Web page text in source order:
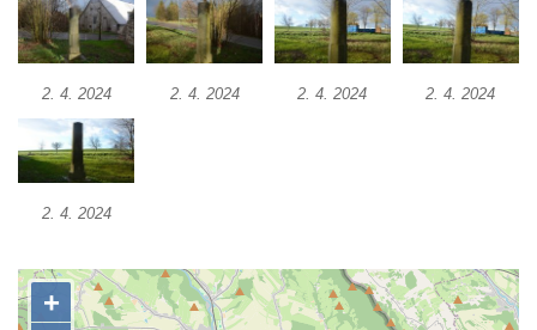
Socha Tygr v ZOO Hluboká
Socha Želva v ZOO Hluboká
Socha Kozorožec horský v ZOO Hluboká
Socha Včela v ZOO Hluboká
Socha Housenka v ZOO Hluboká
Socha Nosorožík v ZOO Hluboká
Socha Beruška v ZOO Hluboká
Socha Vážka v ZOO Hluboká
2. 4. 2024 2. 4. 2024 2. 4. 2024 2. 4. 2024
2. 4. 2024